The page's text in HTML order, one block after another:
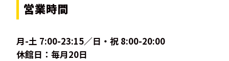
営業時間
月-土 7:00-23:15／日・祝 8:00-20:00
休館日：毎月20日